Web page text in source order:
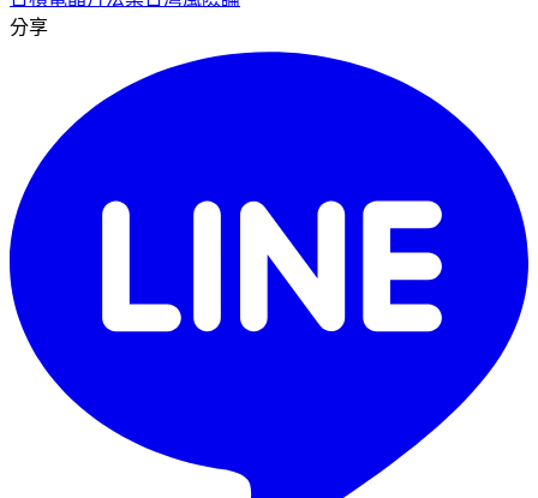
分享